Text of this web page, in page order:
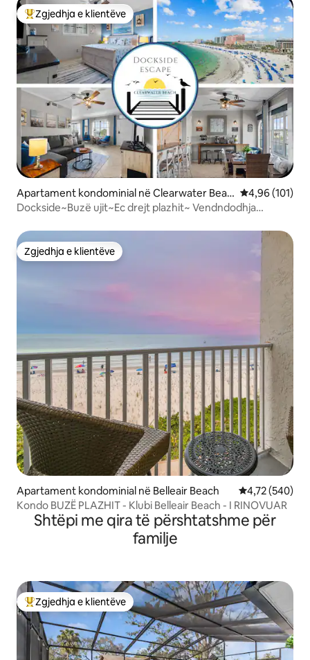
Më të mirat e zgjedhjeve të klientëve
Zgjedhja e klientëve
Apartament kondominial në Clearwater Beac
h
Vlerësimi
4,96 (101)
Dockside~Buzë ujit~Ec drejt plazhit~ Vendndodhja
Zgjedhja e klientëve
Zgjedhja e klientëve
Apartament kondominial në Belleair Beach Vlerësimi
4,72 (540)
Kondo BUZË PLAZHIT - Klubi Belleair Beach - I RINOVUAR
Shtëpi me qira të përshtatshme për
familje
Më të mirat e zgjedhjeve të klientëve
Zgjedhja e klientëve